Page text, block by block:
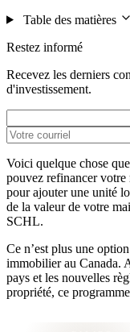
Table des matières
Restez informé
Recevez les derniers
d'investissement.
Voici quelque chose
pouvez refinancer votre
pour ajouter une unité
de la valeur de votre
SCHL.
Ce n’est plus une
immobilier au Canada.
pays et les nouvelles
propriété, ce